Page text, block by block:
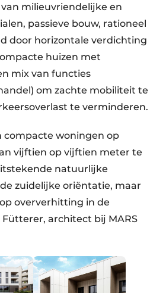
milieuvriendelijke en
passieve bouw, rationeel
door horizontale verdichting
huizen met
mix van functies
om zachte mobiliteit te
te verminderen.
compacte woningen op
vijftien op vijftien meter te
natuurlijke
zuidelijke oriëntatie, maar
oververhitting in de
Fütterer, architect bij MARS